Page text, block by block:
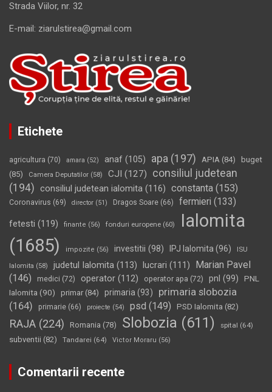
Strada Viilor, nr. 32
E-mail: ziarulstirea@gmail.com
Etichete
agricultura (70) amara (52) anaf (105) apa (197) APIA (84)
buget
(85)
Camera Deputatilor (58) CJI (127)
consiliul judetean
(194) consiliul judetean ialomita (116) constanta (153)
Coronavirus (69) director (51) Dragos Soare (66) fermieri (133)
fetesti (119) finante (56) fonduri europene (60)
Ialomita
(1685)
impozite (56) investitii (98) IPJ Ialomita (96) ISU
Ialomita (58) judetul Ialomita (113) lucrari (111)
Marian Pavel
(146)
medici (72) operator (112) operator apa (72) pnl (99)
PNL
Ialomita (90) primar(84) primaria (93)
primaria slobozia
(164)
primarie (66) proiecte (54) psd (149) PSD Ialomita (82)
RAJA (224) Romania (78) Slobozia (611) spital (64)
subventii (82) Tandarei (64) Victor Moraru (56)
Comentarii recente